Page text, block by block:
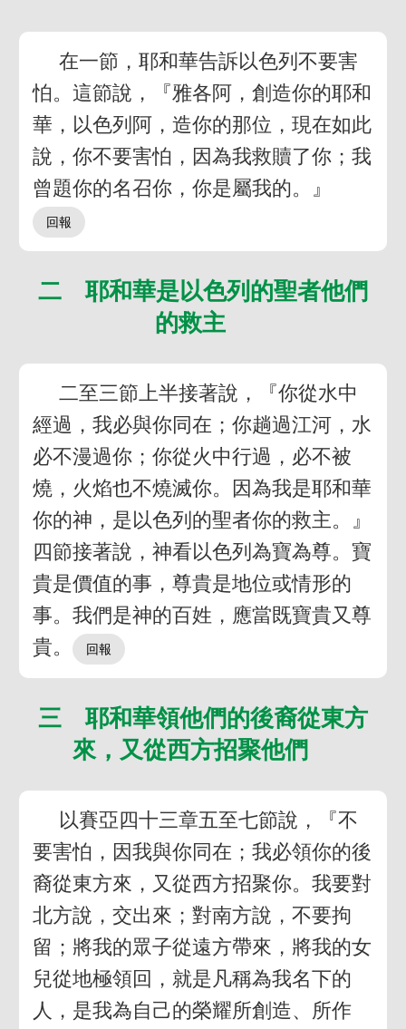
在一節，耶和華告訴以色列不要害
怕。這節說，『雅各阿，創造你的耶和
華，以色列阿，造你的那位，現在如此
說，你不要害怕，因為我救贖了你；我
曾題你的名召你，你是屬我的。』
二 耶和華是以色列的聖者他們
的救主
二至三節上半接著說，『你從水中
經過，我必與你同在；你趟過江河，水
必不漫過你；你從火中行過，必不被
燒，火焰也不燒滅你。因為我是耶和華
你的神，是以色列的聖者你的救主。』
四節接著說，神看以色列為寶為尊。寶
貴是價值的事，尊貴是地位或情形的
事。我們是神的百姓，應當既寶貴又尊
貴。
三 耶和華領他們的後裔從東方
來，又從西方招聚他們
以賽亞四十三章五至七節說，『不
要害怕，因我與你同在；我必領你的後
裔從東方來，又從西方招聚你。我要對
北方說，交出來；對南方說，不要拘
留；將我的眾子從遠方帶來，將我的女
兒從地極領回，就是凡稱為我名下的
人，是我為自己的榮耀所創造、所作